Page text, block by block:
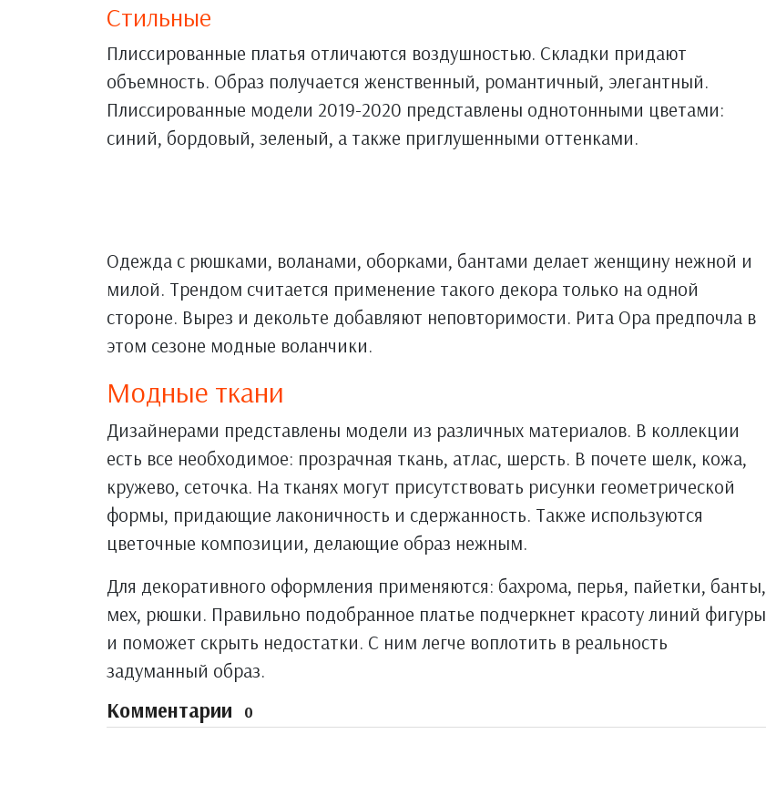
Стильные
Плиссированные платья отличаются воздушностью. Складки придают
объемность. Образ получается женственный, романтичный, элегантный.
Плиссированные модели 2019-2020 представлены однотонными цветами:
синий, бордовый, зеленый, а также приглушенными оттенками.
Одежда с рюшками, воланами, оборками, бантами делает женщину нежной и
милой. Трендом считается применение такого декора только на одной
стороне. Вырез и декольте добавляют неповторимости. Рита Ора предпочла в
этом сезоне модные воланчики.
Модные ткани
Дизайнерами представлены модели из различных материалов. В коллекции
есть все необходимое: прозрачная ткань, атлас, шерсть. В почете шелк, кожа,
кружево, сеточка. На тканях могут присутствовать рисунки геометрической
формы, придающие лаконичность и сдержанность. Также используются
цветочные композиции, делающие образ нежным.
Для декоративного оформления применяются: бахрома, перья, пайетки, банты,
мех, рюшки. Правильно подобранное платье подчеркнет красоту линий фигуры
и поможет скрыть недостатки. С ним легче воплотить в реальность
задуманный образ.
Комментарии 0